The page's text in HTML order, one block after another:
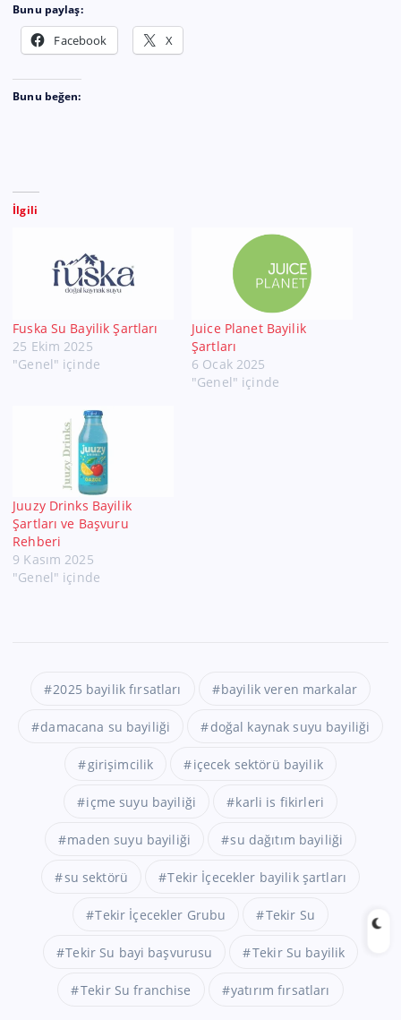
Bunu paylaş:
Facebook X
Bunu beğen:
İlgili
Fuska Su Bayilik Şartları
25 Ekim 2025
"Genel" içinde
Juice Planet Bayilik
Şartları
6 Ocak 2025
"Genel" içinde
Juuzy Drinks Bayilik
Şartları ve Başvuru
Rehberi
9 Kasım 2025
"Genel" içinde
2025 bayilik fırsatları bayilik veren markalar
damacana su bayiliği doğal kaynak suyu bayiliği
girişimcilik içecek sektörü bayilik
içme suyu bayiliği karli is fikirleri
maden suyu bayiliği su dağıtım bayiliği
su sektörü Tekir İçecekler bayilik şartları
Tekir İçecekler Grubu Tekir Su
Tekir Su bayi başvurusu Tekir Su bayilik
Tekir Su franchise yatırım fırsatları